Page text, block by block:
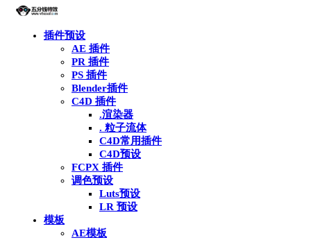
插件预设
AE 插件
PR 插件
PS 插件
Blender插件
C4D 插件
.渲染器
. 粒子流体
C4D常用插件
C4D预设
FCPX 插件
调色预设
Luts预设
LR 预设
模板
AE模板